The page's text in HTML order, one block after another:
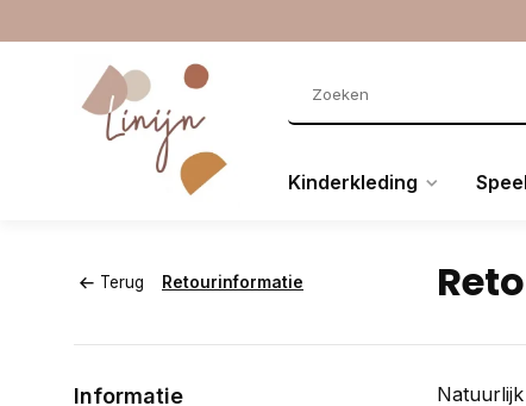
Kinderkleding
Terug Retourinformatie
Informatie